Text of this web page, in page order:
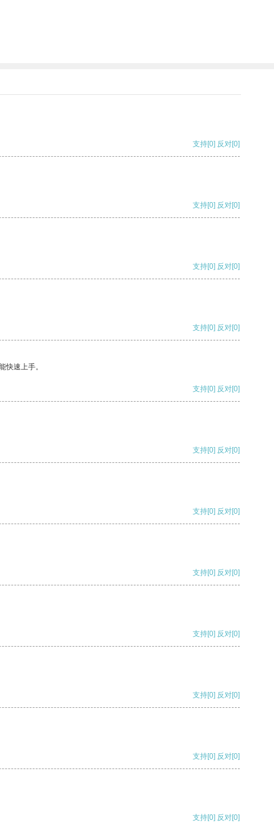
支持[0] 反对[0]
支持[0] 反对[0]
支持[0] 反对[0]
支持[0] 反对[0]
快速上手。
支持[0] 反对[0]
支持[0] 反对[0]
支持[0] 反对[0]
支持[0] 反对[0]
支持[0] 反对[0]
支持[0] 反对[0]
支持[0] 反对[0]
支持[0] 反对[0]